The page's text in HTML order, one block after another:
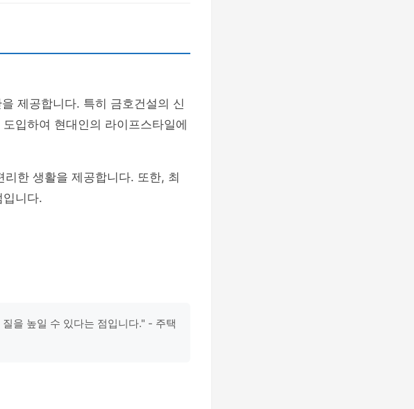
제공합니다. 특히 금호건설의 신
도입하여 현대인의 라이프스타일에
리한 생활을 제공합니다. 또한, 최
니다.
을 높일 수 있다는 점입니다." - 주택